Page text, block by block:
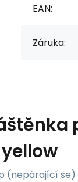
EAN:
Záruka:
(nepárající